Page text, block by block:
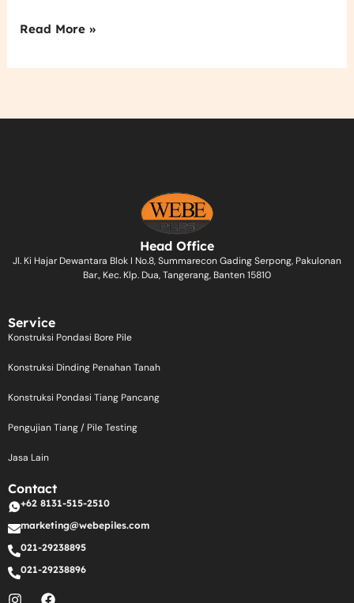
Read More »
Head Office
Jl. Ki Hajar Dewantara Blok I No.8, Summarecon Gading Serpong, Pakulonan
Bar., Kec. Klp. Dua, Tangerang, Banten 15810
Service
Konstruksi Pondasi Bore Pile
Konstruksi Dinding Penahan Tanah
Konstruksi Pondasi Tiang Pancang
Pengujian Tiang / Pile Testing
Jasa Lain
Contact
+62 8131-515-2510
marketing@webepiles.com
021-29238895
021-29238896
I F